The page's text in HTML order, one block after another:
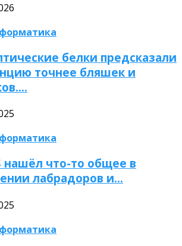
белки предсказали
точнее бляшек и
нашёл что-то общее в
лабрадоров и…